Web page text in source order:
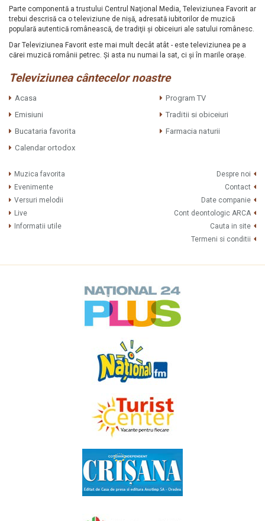
Parte componentă a trustului Centrul Naţional Media, Televiziunea Favorit ar
trebui descrisă ca o televiziune de nişă, adresată iubitorilor de muzică
populară autentică românească, de tradiţii şi obiceiuri ale satului românesc.
Dar Televiziunea Favorit este mai mult decât atât - este televiziunea pe a
cărei muzică românii petrec. Şi asta nu numai la sat, ci şi în marile oraşe.
Televiziunea cântecelor noastre
Acasa
Program TV
Emisiuni
Traditii si obiceiuri
Bucataria favorita
Farmacia naturii
Calendar ortodox
Muzica favorita
Evenimente
Versuri melodii
Live
Informatii utile
Despre noi
Contact
Date companie
Cont deontologic ARCA
Cauta in site
Termeni si conditii